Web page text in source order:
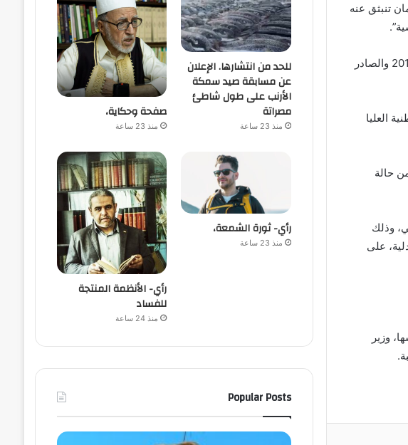
تنبثق عنه
وبحسب وجهة نظر الأعضاء المبينة في البيان “بالإمكان إجراء الانتخابات التشريعية بناء على القانون رقم 4 لسنة 2012 والصادر
العليا
حالة
وذلك
على
وزير
للحد من انتشارها. الإعلان
عن مسابقة صيد سمكة
الأرنب على طول شاطئ
مصراتة
منذ 23 ساعة
صفحة وحكاية،
منذ 23 ساعة
رأي- ثورة الشمعة،
منذ 23 ساعة
رأي- الأنظمة المنتجة
للفساد
منذ 24 ساعة
Popular Posts